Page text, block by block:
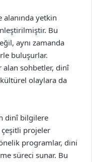
yetkin
Bu
aynı zamanda
buluşurlar.
alan sohbetler, dinî
kültürel olaylara da
dinî bilgilere
çeşitli projeler
programlar, dini
süreci sunar. Bu